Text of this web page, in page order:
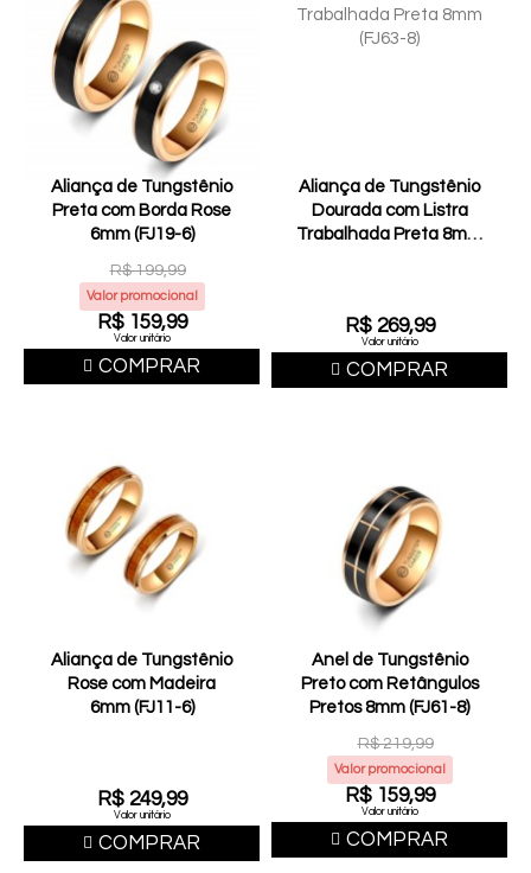
Aliança de Tungstênio
Preta com Borda Rose
6mm (FJ19-6)
R$ 199,99
Valor promocional
R$ 159,99
Valor unitário
COMPRAR
Aliança de Tungstênio
Dourada com Listra
Trabalhada Preta 8mm
R$ 269,99
Valor unitário
COMPRAR
Aliança de Tungstênio
Rose com Madeira
6mm (FJ11-6)
R$ 249,99
Valor unitário
COMPRAR
Anel de Tungstênio
Preto com Retângulos
Pretos 8mm (FJ61-8)
R$ 219,99
Valor promocional
R$ 159,99
Valor unitário
COMPRAR